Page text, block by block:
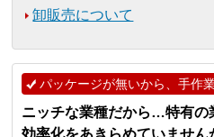
卸販売について
パッケージが無いから、手作
ニッチな業種だから…特有
効率化をあきらめていません